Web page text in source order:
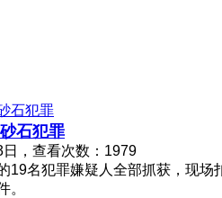
石犯罪
，查看次数：1979
19名犯罪嫌疑人全部抓获，现
。